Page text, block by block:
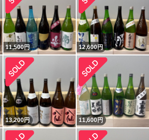
いいね！
11,500円 12,600円
13,200円 11,600円